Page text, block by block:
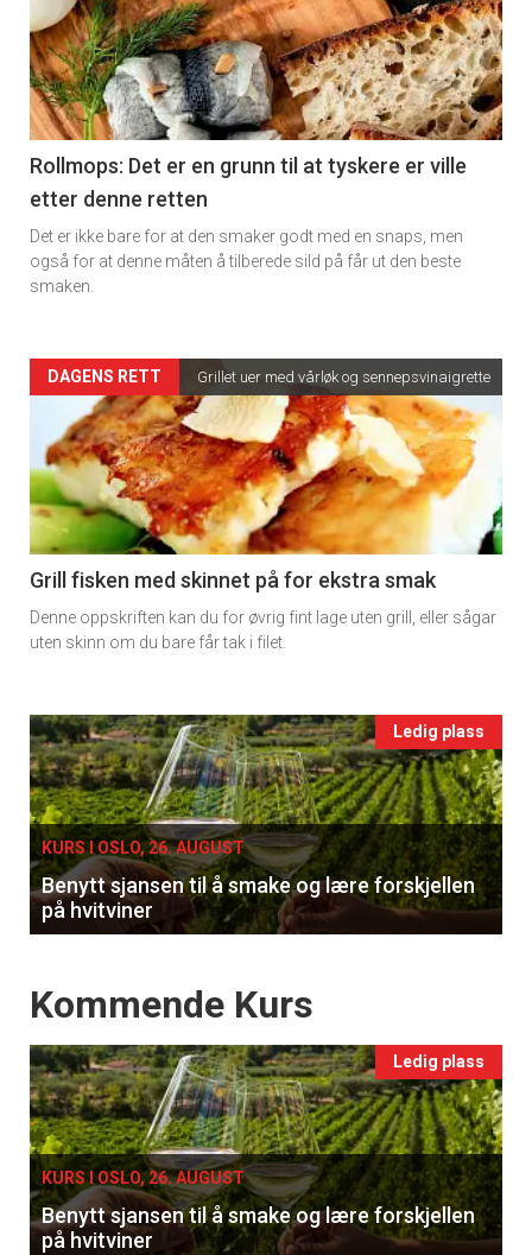
detail
-
section
11
Dagens
rett
Rollmops: Det er en grunn til at tyskere er ville
etter denne retten
Det er ikke bare for at den smaker godt med en snaps, men
også for at denne måten å tilberede sild på får ut den beste
smaken.
Artikler
detail
-
section
11
Ukens
DAGENS RETT Grillet uer med vårløk og sennepsvinaigrette
Grill fisken med skinnet på for ekstra smak
Denne oppskriften kan du for øvrig fint lage uten grill, eller sågar
uten skinn om du bare får tak i filet.
Events
single
Ledig plass
KURS I OSLO, 26. AUGUST
Benytt sjansen til å smake og lære forskjellen
på hvitviner
Events
Kommende Kurs
Ledig plass
KURS I OSLO, 26. AUGUST
Benytt sjansen til å smake og lære forskjellen
på hvitviner